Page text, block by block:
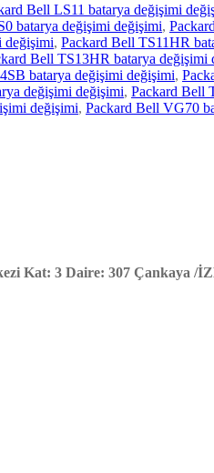
Bell LS11 batarya değişimi
batarya değişimi değişimi,
değişimi, Packard Bell TS11HR
Bell TS13HR batarya değişimi
batarya değişimi değişimi,
değişimi değişimi, Packard Bell
değişimi, Packard Bell VG70
Kat: 3 Daire: 307 Çankaya /